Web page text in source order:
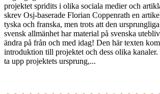
projektet spridits i olika sociala medier och
skrev Osj-baserade Florian Coppenrath en
tyska och franska, men trots att den
svensk allmänhet har material på svenska
ändra på från och med idag! Den här texten
introduktion till projektet och dess olika
ta upp projektets ursprung,...